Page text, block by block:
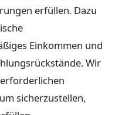
erfüllen. Dazu
Einkommen und
Wir
sicherzustellen,